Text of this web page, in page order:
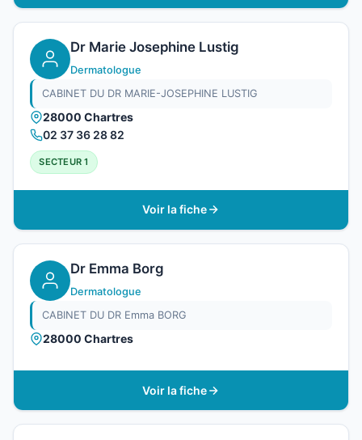
Dr Marie Josephine Lustig
Dermatologue
CABINET DU DR MARIE-JOSEPHINE LUSTIG
28000 Chartres
02 37 36 28 82
SECTEUR 1
Voir la fiche
Dr Emma Borg
Dermatologue
CABINET DU DR Emma BORG
28000 Chartres
Voir la fiche